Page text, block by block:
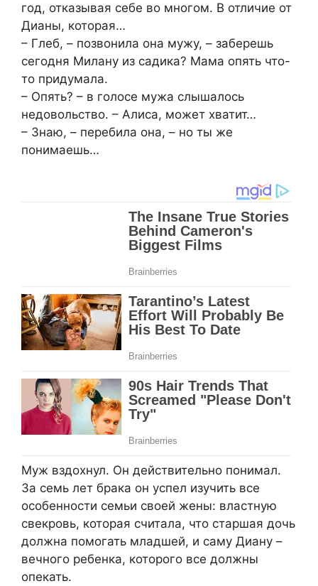
год, отказывая себе во многом. В отличие от
Дианы, которая…
– Глеб, – позвонила она мужу, – заберешь
сегодня Милану из садика? Мама опять что-
то придумала.
– Опять? – в голосе мужа слышалось
недовольство. – Алиса, может хватит…
– Знаю, – перебила она, – но ты же
понимаешь…
Муж вздохнул. Он действительно понимал.
За семь лет брака он успел изучить все
особенности семьи своей жены: властную
свекровь, которая считала, что старшая дочь
должна помогать младшей, и саму Диану –
вечного ребенка, которого все должны
опекать.